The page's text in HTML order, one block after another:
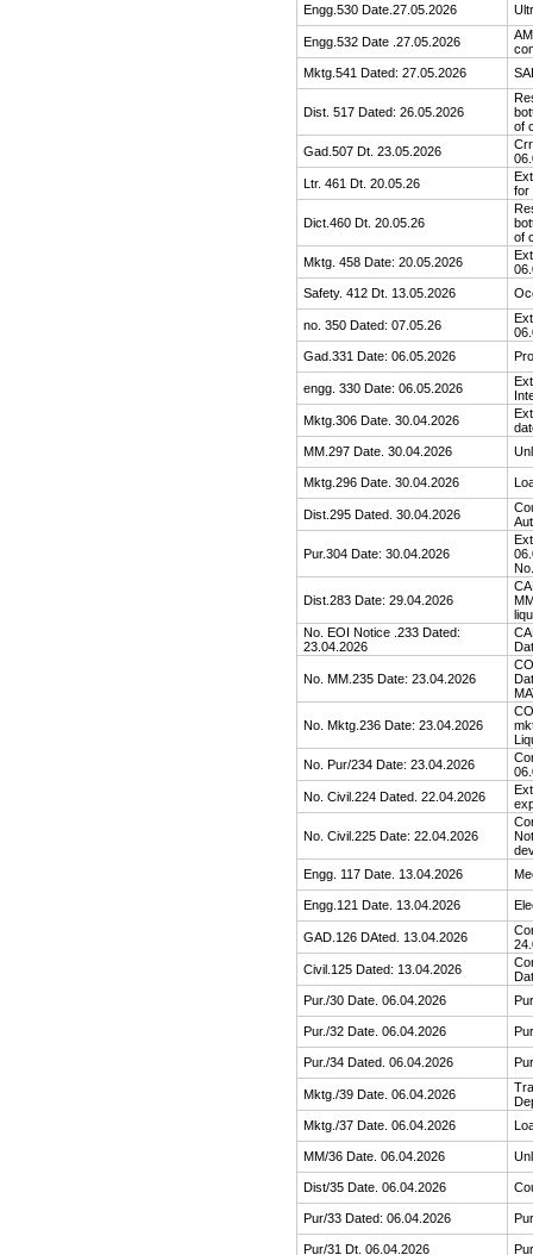
Engg.530 Date.27.05.2026
Engg.532 Date .27.05.2026
Mktg.541 Dated: 27.05.2026
Dist. 517 Dated: 26.05.2026
of
Gad.507 Dt. 23.05.2026
Ltr. 461 Dt. 20.05.26
for
Dict.460 Dt. 20.05.26
of
Mktg. 458 Date: 20.05.2026
Safety. 412 Dt. 13.05.2026
no. 350 Dated: 07.05.26
Gad.331 Date: 06.05.2026
engg. 330 Date: 06.05.2026
Mktg.306 Date. 30.04.2026
MM.297 Date. 30.04.2026
Mktg.296 Date. 30.04.2026
Dist.295 Dated. 30.04.2026
Pur.304 Date: 30.04.2026
Dist.283 Date: 29.04.2026
No. EOI Notice .233 Dated:
23.04.2026
No. MM.235 Date: 23.04.2026
No. Mktg.236 Date: 23.04.2026
No. Pur/234 Date: 23.04.2026
No. Civil.224 Dated. 22.04.2026
No. Civil.225 Date: 22.04.2026
Engg. 117 Date. 13.04.2026
Engg.121 Date. 13.04.2026
GAD.126 DAted. 13.04.2026
Civil.125 Dated: 13.04.2026
Pur./30 Date. 06.04.2026
Pur./32 Date. 06.04.2026
Pur./34 Dated. 06.04.2026
Mktg./39 Date. 06.04.2026
Mktg./37 Date. 06.04.2026
MM/36 Date. 06.04.2026
Dist/35 Date. 06.04.2026
Pur/33 Dated: 06.04.2026
Pur/31 Dt. 06.04.2026